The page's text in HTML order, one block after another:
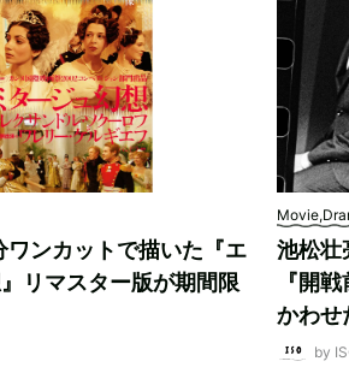
ンカットで描いた『エ
リマスター版が期間限
池松壮
『開
かわせ
by